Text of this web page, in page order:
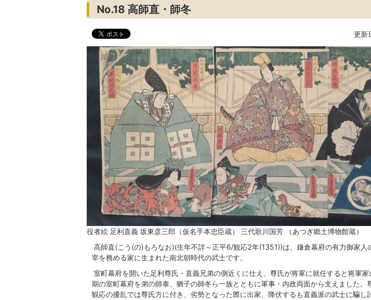
No.18 高師直・師冬
更新
役者絵 足利直義 坂東彦三郎（仮名手本忠臣蔵） 三代歌川国芳 （あつぎ郷土博物館蔵）
高師直(こう(の)もろなお)(生年不詳～正平6/観応2年(1351))は、鎌倉幕府の有力御家人
宰を務める家に生まれた南北朝時代の武士です。
室町幕府を開いた足利尊氏・直義兄弟の側近くに仕え、尊氏が将軍に就任すると将軍
期の室町幕府を弟の師泰、猶子の師冬ら一族とともに軍事・内政両面から支えました。
観応の擾乱では尊氏方に付き、劣勢となった際に出家、降伏するも直義派の武士に騙し